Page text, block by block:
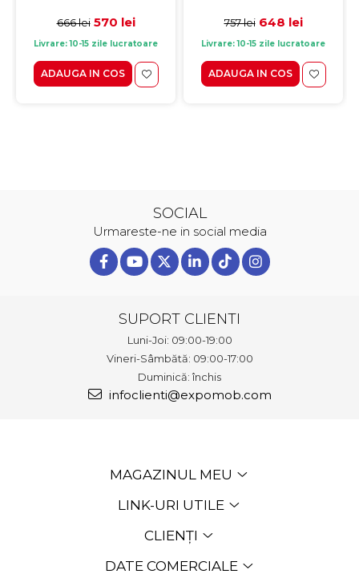
666 lei 570 lei
Livrare: 10-15 zile lucratoare
ADAUGA IN COS
757 lei 648 lei
Livrare: 10-15 zile lucratoare
ADAUGA IN COS
SOCIAL
Urmareste-ne in social media
SUPORT CLIENTI
Luni-Joi: 09:00-19:00
Vineri-Sâmbătă: 09:00-17:00
Duminică: închis
infoclienti@expomob.com
MAGAZINUL MEU
LINK-URI UTILE
CLIENȚI
DATE COMERCIALE